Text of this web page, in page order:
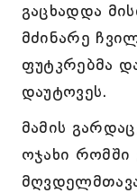
გაცხადდა
მძინარე
ფუტკრებმა
დაუტოვეს.
მამის
ოჯახი რომში